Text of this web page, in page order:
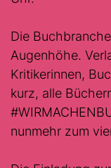
Die
Augenhöhe.
Kritikerinnen,
kurz, alle
nunmehr zum